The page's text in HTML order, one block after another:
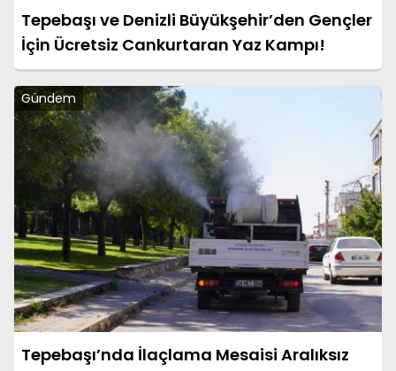
Tepebaşı ve Denizli Büyükşehir’den Gençler
İçin Ücretsiz Cankurtaran Yaz Kampı!
Gündem
Tepebaşı’nda İlaçlama Mesaisi Aralıksız